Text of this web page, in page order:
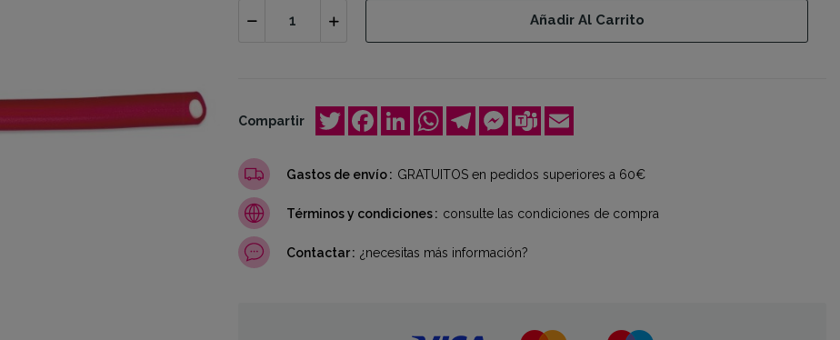
Añadir Al Carrito
Compartir TwitterFacebookLinkedInWhatsAppTelegramMessenger
Teams
Gastos de envío GRATUITOS en pedidos superiores a 60€
Términos y condiciones consulte las condiciones de compra
Contactar ¿necesitas más información?